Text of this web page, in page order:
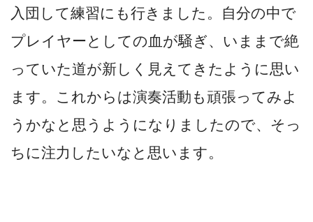
入団して練習にも行きました。自分の中で
プレイヤーとしての血が騒ぎ、いままで絶
っていた道が新しく見えてきたように思い
ます。これからは演奏活動も頑張ってみよ
うかなと思うようになりましたので、そっ
ちに注力したいなと思います。